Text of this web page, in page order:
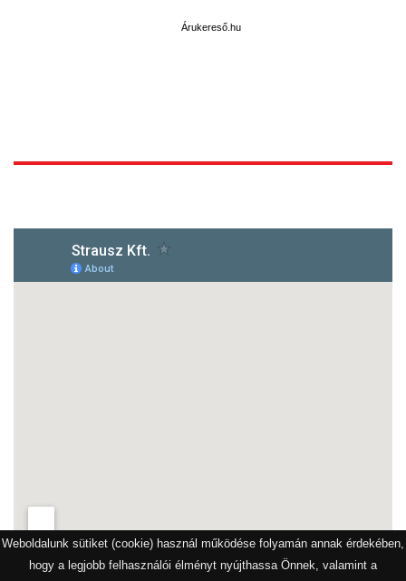
Weboldalunk sütiket (cookie) használ működése folyamán annak érdekében,
hogy a legjobb felhasználói élményt nyújthassa Önnek, valamint a
Árukereső.hu